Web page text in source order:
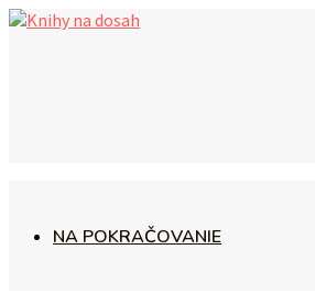
NA POKRAČOVANIE